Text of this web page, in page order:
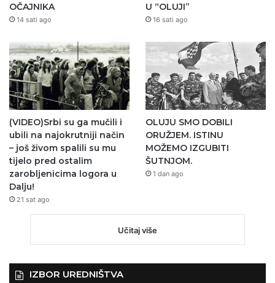
OČAJNIKA
14 sati ago
U “OLUJI”
16 sati ago
(VIDEO)Srbi su ga mučili i
ubili na najokrutniji način
– još živom spalili su mu
tijelo pred ostalim
zarobljenicima logora u
Dalju!
21 sat ago
OLUJU SMO DOBILI
ORUŽJEM. ISTINU
MOŽEMO IZGUBITI
ŠUTNJOM.
1 dan ago
Učitaj više
IZBOR UREDNIŠTVA